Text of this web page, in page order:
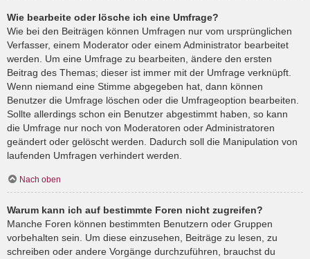
Wie bearbeite oder lösche ich eine Umfrage?
Wie bei den Beiträgen können Umfragen nur vom ursprünglichen
Verfasser, einem Moderator oder einem Administrator bearbeitet
werden. Um eine Umfrage zu bearbeiten, ändere den ersten
Beitrag des Themas; dieser ist immer mit der Umfrage verknüpft.
Wenn niemand eine Stimme abgegeben hat, dann können
Benutzer die Umfrage löschen oder die Umfrageoption bearbeiten.
Sollte allerdings schon ein Benutzer abgestimmt haben, so kann
die Umfrage nur noch von Moderatoren oder Administratoren
geändert oder gelöscht werden. Dadurch soll die Manipulation von
laufenden Umfragen verhindert werden.
Nach oben
Warum kann ich auf bestimmte Foren nicht zugreifen?
Manche Foren können bestimmten Benutzern oder Gruppen
vorbehalten sein. Um diese einzusehen, Beiträge zu lesen, zu
schreiben oder andere Vorgänge durchzuführen, brauchst du